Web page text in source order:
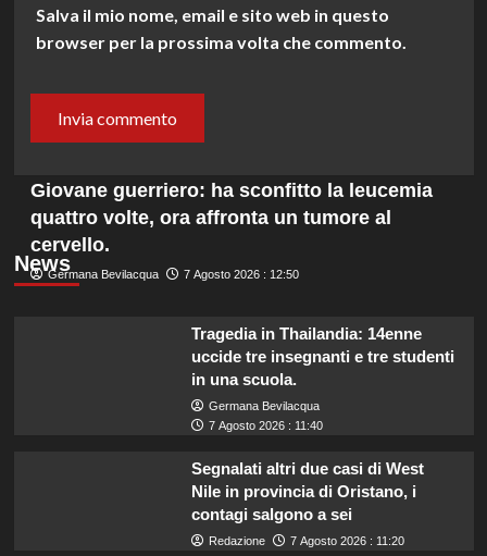
Salva il mio nome, email e sito web in questo
browser per la prossima volta che commento.
News
Giovane guerriero: ha sconfitto la leucemia
quattro volte, ora affronta un tumore al
cervello.
Germana Bevilacqua 7 Agosto 2026 : 12:50
Tragedia in Thailandia: 14enne
uccide tre insegnanti e tre studenti
in una scuola.
Germana Bevilacqua
7 Agosto 2026 : 11:40
Segnalati altri due casi di West
Nile in provincia di Oristano, i
contagi salgono a sei
Redazione 7 Agosto 2026 : 11:20